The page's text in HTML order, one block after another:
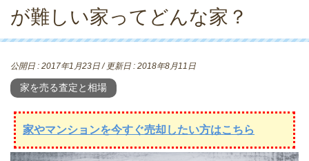
が難しい家ってどんな家？
公開日 : 2017年1月23日/ 更新日 : 2018年8月11日
家を売る査定と相場
家やマンションを今すぐ売却したい方はこちら